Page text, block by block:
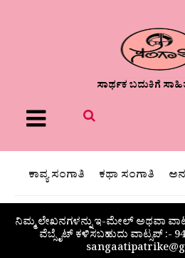
ಸಾರ್ಥಕ ಬದುಕಿಗೆ
Menu
ಕಾವ್ಯ ಸಂಗಾತಿ ಕಥಾ ಸಂಗಾತಿ
ನಿಮ್ಮ ಲೇಖನಗಳನ್ನು ಇ-ಮೇಲ್ ಅಥವಾ
ವೆಬ್ಸೈಟ್ ಕಳಿಸಬಹುದು ವಾಟ್ಸಪ್‌ :-